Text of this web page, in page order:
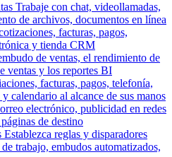
Trabaje con chat, videollamadas,
de archivos, documentos en línea
facturas, pagos,
y tienda CRM
de ventas, el rendimiento de
ventas y los reportes BI
facturas, pagos, telefonía,
calendario al alcance de sus manos
electrónico, publicidad en redes
de destino
Establezca reglas y disparadores
trabajo, embudos automatizados,